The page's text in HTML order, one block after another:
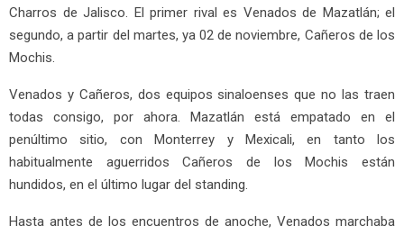
Charros de Jalisco. El primer rival es Venados de Mazatlán; el
segundo, a partir del martes, ya 02 de noviembre, Cañeros de los
Mochis.
Venados y Cañeros, dos equipos sinaloenses que no las traen
todas consigo, por ahora. Mazatlán está empatado en el
penúltimo sitio, con Monterrey y Mexicali, en tanto los
habitualmente aguerridos Cañeros de los Mochis están
hundidos, en el último lugar del standing.
Hasta antes de los encuentros de anoche, Venados marchaba